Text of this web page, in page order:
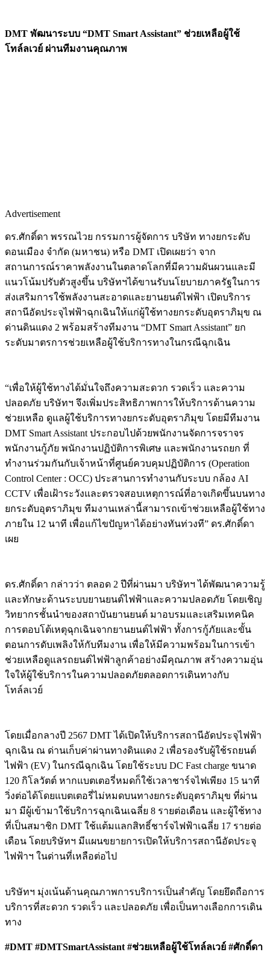
DMT พัฒนาระบบ “DMT Smart Assistant” ช่วยเหลือผู้ใช้
โทล์ลเวย์ ผ่านทีมงานคุณภาพ
Advertisement
ดร.ศักดิ์ดา พรรณไวย กรรมการผู้จัดการ บริษัท ทางยกระดับ
ดอนเมือง จำกัด (มหาชน) หรือ DMT เปิดเผยว่า จาก
สถานการณ์ราคาพลังงานในตลาดโลกที่มีความผันผวนและมี
แนวโน้มปรับตัวสูงขึ้น บริษัทฯได้ขานรับนโยบายภาครัฐในการ
ส่งเสริมการใช้พลังงานสะอาดและยานยนต์ไฟฟ้า เปิดบริการ
สถานีอัดประจุไฟฟ้าฉุกเฉินให้แก่ผู้ใช้ทางยกระดับอุตราภิมุข ณ
ด่านดินแดง 2 พร้อมสร้างทีมงาน “DMT Smart Assistant” ยก
ระดับมาตรการช่วยเหลือผู้ใช้บริการทางในกรณีฉุกเฉิน
“เพื่อให้ผู้ใช้ทางได้มั่นใจถึงความสะดวก รวดเร็ว และความ
ปลอดภัย บริษัทฯ จึงเพิ่มประสิทธิภาพการให้บริการด้านความ
ช่วยเหลือ ดูแลผู้ใช้บริการทางยกระดับอุตราภิมุข โดยมีทีมงาน
DMT Smart Assistant ประกอบไปด้วยพนักงานจัดการจราจร
พนักงานกู้ภัย พนักงานปฏิบัติการพิเศษ และพนักงานรถยก ที่
ทำงานร่วมกันกับเจ้าหน้าที่ศูนย์ควบคุมปฏิบัติการ (Operation
Control Center : OCC) ประสานการทำงานกับระบบ กล้อง AI
CCTV เพื่อเฝ้าระวังและตรวจสอบเหตุการณ์ที่อาจเกิดขึ้นบนทาง
ยกระดับอุตราภิมุข ทีมงานเหล่านี้สามารถเข้าช่วยเหลือผู้ใช้ทาง
ภายใน 12 นาที เพื่อแก้ไขปัญหาได้อย่างทันท่วงที” ดร.ศักดิ์ดา
เผย
ดร.ศักดิ์ดา กล่าวว่า ตลอด 2 ปีที่ผ่านมา บริษัทฯ ได้พัฒนาความรู้
และทักษะด้านระบบยานยนต์ไฟฟ้าและความปลอดภัย โดยเชิญ
วิทยากรชั้นนำของสถาบันยานยนต์ มาอบรมและเสริมเทคนิค
การตอบโต้เหตุฉุกเฉินจากยานยนต์ไฟฟ้า ทั้งการกู้ภัยและขั้น
ตอนการดับเพลิงให้กับทีมงาน เพื่อให้มีความพร้อมในการเข้า
ช่วยเหลือดูแลรถยนต์ไฟฟ้าลูกค้าอย่างมีคุณภาพ สร้างความอุ่น
ใจให้ผู้ใช้บริการในความปลอดภัยตลอดการเดินทางกับ
โทล์ลเวย์
โดยเมื่อกลางปี 2567 DMT ได้เปิดให้บริการสถานีอัดประจุไฟฟ้า
ฉุกเฉิน ณ ด่านเก็บค่าผ่านทางดินแดง 2 เพื่อรองรับผู้ใช้รถยนต์
ไฟฟ้า (EV) ในกรณีฉุกเฉิน โดยใช้ระบบ DC Fast charge ขนาด
120 กิโลวัตต์ หากแบตเตอรี่หมดก็ใช้เวลาชาร์จไฟเพียง 15 นาที
วิ่งต่อได้โดยแบตเตอรี่ไม่หมดบนทางยกระดับอุตราภิมุข ที่ผ่าน
มา มีผู้เข้ามาใช้บริการฉุกเฉินเฉลี่ย 8 รายต่อเดือน และผู้ใช้ทาง
ที่เป็นสมาชิก DMT ใช้แต้มแลกสิทธิ์ชาร์จไฟฟ้าเฉลี่ย 17 รายต่อ
เดือน โดยบริษัทฯ มีแผนขยายการเปิดให้บริการสถานีอัดประจุ
ไฟฟ้าฯ ในด่านที่เหลือต่อไป
บริษัทฯ มุ่งเน้นด้านคุณภาพการบริการเป็นสำคัญ โดยยึดถือการ
บริการที่สะดวก รวดเร็ว และปลอดภัย เพื่อเป็นทางเลือกการเดิน
ทาง
#DMT #DMTSmartAssistant #ช่วยเหลือผู้ใช้โทล์ลเวย์ #ศักดิ์ดา